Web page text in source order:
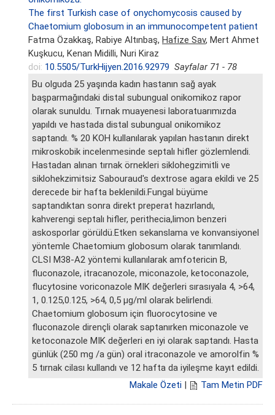
The first Turkish case of onychomycosis caused by
Chaetomium globosum in an immunocompetent patient
Fatma Özakkaş, Rabiye Altınbaş, Hafize Sav, Mert Ahmet
Kuşkucu, Kenan Midilli, Nuri Kiraz
doi: 10.5505/TurkHijyen.2016.92979 Sayfalar 71 - 78
Bu olguda 25 yaşında kadın hastanın sağ ayak
başparmağındaki distal subungual onikomikoz rapor
olarak sunuldu. Tırnak muayenesi laboratuarımızda
yapıldı ve hastada distal subungual onikomikoz
saptandı. % 20 KOH kullanılarak yapılan hastanın direkt
mikroskobik incelenmesinde septalı hifler gözlemlendi.
Hastadan alınan tırnak örnekleri siklohegzimitli ve
siklohekzimitsiz Sabouraud's dextrose agara ekildi ve 25
derecede bir hafta beklenildi.Fungal büyüme
saptandıktan sonra direkt preperat hazırlandı,
kahverengi septalı hifler, perithecia,limon benzeri
askosporlar görüldü.Etken sekanslama ve konvansiyonel
yöntemle Chaetomium globosum olarak tanımlandı.
CLSI M38-A2 yöntemi kullanılarak amfotericin B,
fluconazole, itracanozole, miconazole, ketoconazole,
flucytosine voriconazole MIK değerleri sırasıyala 4, >64,
1, 0.125,0.125, >64, 0,5 μg/ml olarak belirlendi.
Chaetomium globosum için fluorocytosine ve
fluconazole dirençli olarak saptanırken miconazole ve
ketoconazole MIK değerleri en iyi olarak saptandı. Hasta
günlük (250 mg /a gün) oral itraconazole ve amorolfin %
5 tırnak cilası kullandı ve 12 hafta da iyileşme kayıt edildi.
Makale Özeti | Tam Metin PDF